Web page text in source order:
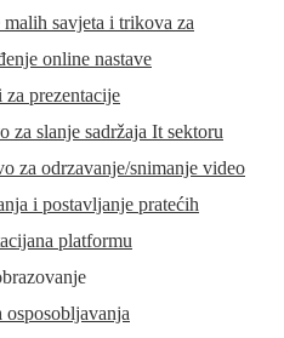
savjeta i trikova za
online nastave
za prezentacije
za slanje sadržaja It sektoru
za odrzavanje/snimanje video
i postavljanje pratećih
platformu
osposobljavanja